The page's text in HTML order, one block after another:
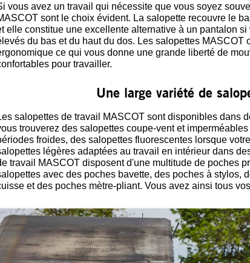
vous avez un travail qui nécessite que vous soyez
sont le choix évident. La salopette recouvre le
elle constitue une excellente alternative à un pantalon
du bas et du haut du dos. Les salopettes MASCOT
ce qui vous donne une grande liberté de
pour travailler.
Une large variété de
salopettes de travail MASCOT sont disponibles dans
trouverez des salopettes coupe-vent et
froides, des salopettes fluorescentes lorsque
légères adaptées au travail en intérieur dans
travail MASCOT disposent d'une multitude de poches
avec des poches bavette, des poches à stylos,
et des poches mètre-pliant. Vous avez ainsi tous